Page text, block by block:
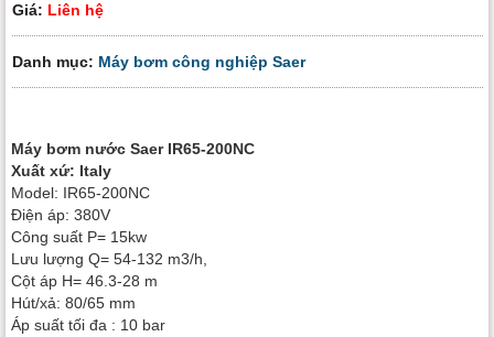
Giá: Liên hệ
Danh mục: Máy bơm công nghiệp Saer
Máy bơm nước Saer IR65-200NC
Xuất xứ: Italy
Model: IR65-200NC
Điện áp: 380V
Công suất P= 15kw
Lưu lượng Q= 54-132 m3/h,
Cột áp H= 46.3-28 m
Hút/xả: 80/65 mm
Áp suất tối đa : 10 bar